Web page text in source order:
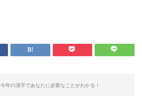
今年の漢字であなたに必要なことがわかる！